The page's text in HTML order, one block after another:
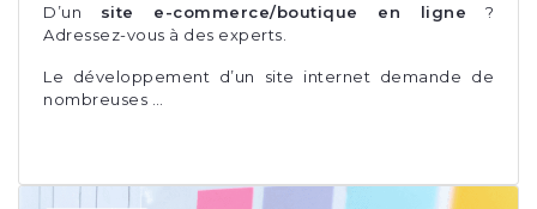
D’un site e-commerce/boutique en ligne ?
Adressez-vous à des experts.
Le développement d’un site internet demande de
nombreuses …